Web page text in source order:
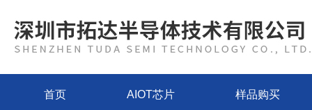
首页 AIOT芯片 样品购买